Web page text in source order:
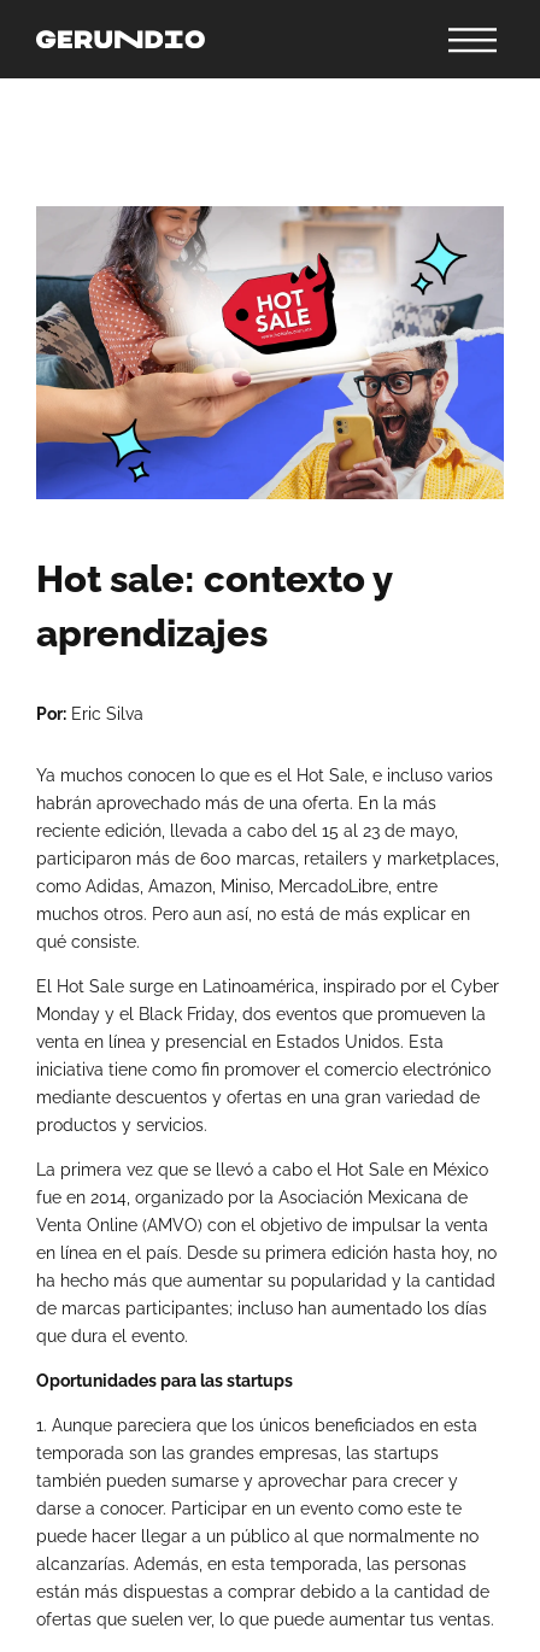
Hot sale: contexto y
aprendizajes
Por:Eric Silva
Ya muchos conocen lo que es el Hot Sale, e incluso varios
habrán aprovechado más de una oferta. En la más
reciente edición, llevada a cabo del 15 al 23 de mayo,
participaron más de 600 marcas, retailers y marketplaces,
como Adidas, Amazon, Miniso, MercadoLibre, entre
muchos otros. Pero aun así, no está de más explicar en
qué consiste.
El Hot Sale surge en Latinoamérica, inspirado por el Cyber
Monday y el Black Friday, dos eventos que promueven la
venta en línea y presencial en Estados Unidos. Esta
iniciativa tiene como fin promover el comercio electrónico
mediante descuentos y ofertas en una gran variedad de
productos y servicios.
La primera vez que se llevó a cabo el Hot Sale en México
fue en 2014, organizado por la Asociación Mexicana de
Venta Online (AMVO) con el objetivo de impulsar la venta
en línea en el país. Desde su primera edición hasta hoy, no
ha hecho más que aumentar su popularidad y la cantidad
de marcas participantes; incluso han aumentado los días
que dura el evento.
Oportunidades para las startups
1. Aunque pareciera que los únicos beneficiados en esta
temporada son las grandes empresas, las startups
también pueden sumarse y aprovechar para crecer y
darse a conocer. Participar en un evento como este te
puede hacer llegar a un público al que normalmente no
alcanzarías. Además, en esta temporada, las personas
están más dispuestas a comprar debido a la cantidad de
ofertas que suelen ver, lo que puede aumentar tus ventas.